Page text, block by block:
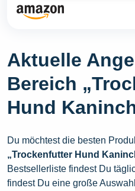
Aktuelle
Bereich
Hund
Du möchtest die besten
„Trockenfutter Hund
Bestsellerliste findest Du
findest Du eine große